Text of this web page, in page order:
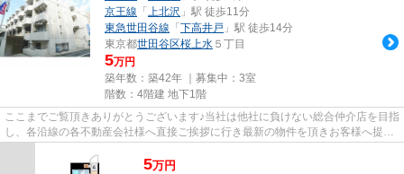
京王線 「 上北沢 」駅 徒歩11分
東急世田谷線 「 下高井戸 」駅 徒歩14分
東京都世田谷区桜上水 ５丁目
5万円
築年数：築42年 ｜募集中： 3室
階数：4階建 地下1階
ここまでご覧頂きありがとうございます♪当社は他社に負けない総合仲介店を目指
し、各沿線の各不動産会社様へ直接ご挨拶に行き最新の物件を頂きお客様へ提供
5万円